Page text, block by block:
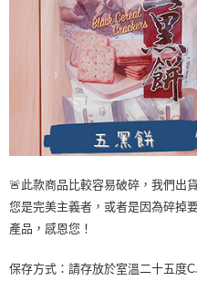
🚨此款商品比較容易破碎，我們出
您是完美主義者，或者是因為碎掉
產品，感恩您！
保存方式：請存放於室溫二十五度